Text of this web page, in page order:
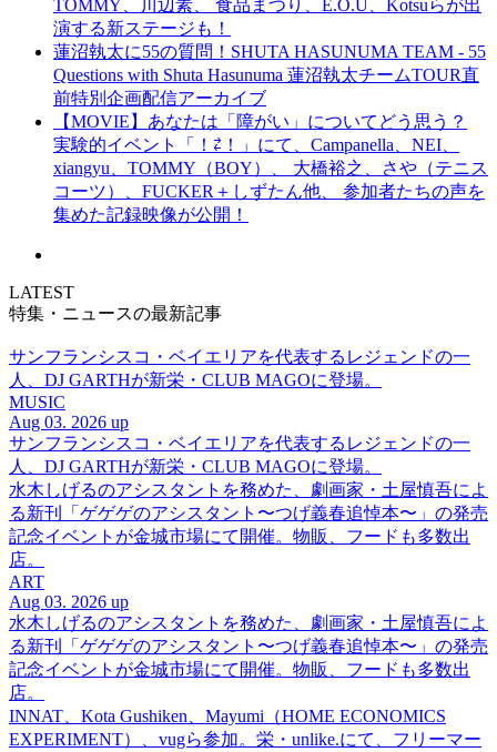
TOMMY、川辺素、 食品まつり、E.O.U、Kotsuらが出
演する新ステージも！
蓮沼執太に55の質問！SHUTA HASUNUMA TEAM - 55
Questions with Shuta Hasunuma 蓮沼執太チームTOUR直
前特別企画配信アーカイブ
【MOVIE】あなたは「障がい」についてどう思う？
実験的イベント「！⇄！」にて、Campanella、NEI、
xiangyu、TOMMY（BOY）、 大橋裕之、さや（テニス
コーツ）、FUCKER＋しずたん他、 参加者たちの声を
集めた記録映像が公開！
LATEST
特集・ニュースの最新記事
サンフランシスコ・ベイエリアを代表するレジェンドの一
人、DJ GARTHが新栄・CLUB MAGOに登場。
MUSIC
Aug 03. 2026 up
サンフランシスコ・ベイエリアを代表するレジェンドの一
人、DJ GARTHが新栄・CLUB MAGOに登場。
水木しげるのアシスタントを務めた、劇画家・土屋慎吾によ
る新刊「ゲゲゲのアシスタント〜つげ義春追悼本〜」の発売
記念イベントが金城市場にて開催。物販、フードも多数出
店。
ART
Aug 03. 2026 up
水木しげるのアシスタントを務めた、劇画家・土屋慎吾によ
る新刊「ゲゲゲのアシスタント〜つげ義春追悼本〜」の発売
記念イベントが金城市場にて開催。物販、フードも多数出
店。
INNAT、Kota Gushiken、Mayumi（HOME ECONOMICS
EXPERIMENT）、vugら参加。栄・unlike.にて、フリーマー